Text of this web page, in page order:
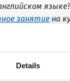
Details
занятие на
FRIENDS и
10